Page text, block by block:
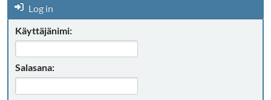
Log in
Käyttäjänimi:
Salasana: